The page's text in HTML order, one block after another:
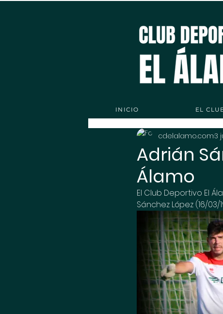
INICIO EL
Adrián
Álamo
cdelalamo.com3
El Club Deportivo El
Sánchez López (16/03/